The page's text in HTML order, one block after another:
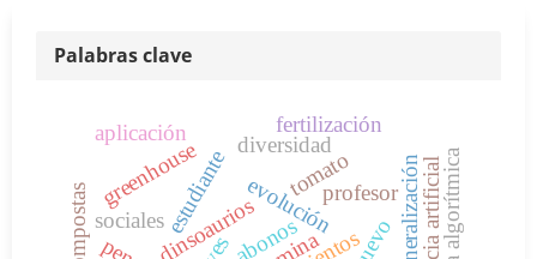
Palabras clave
evolución
dinsoaurios
estudiante profesor
tomato
greenhouse
sociales
diversidad
abonos
compostas
fertilización
aplicación